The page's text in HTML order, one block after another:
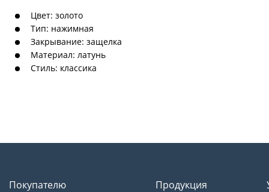
Цвет: золото
Тип: нажимная
Закрывание: защелка
Материал: латунь
Стиль: классика
Покупателю Продукция